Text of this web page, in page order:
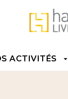
PIED DE PAGE
ACTIVITÉS arrow_drop_down